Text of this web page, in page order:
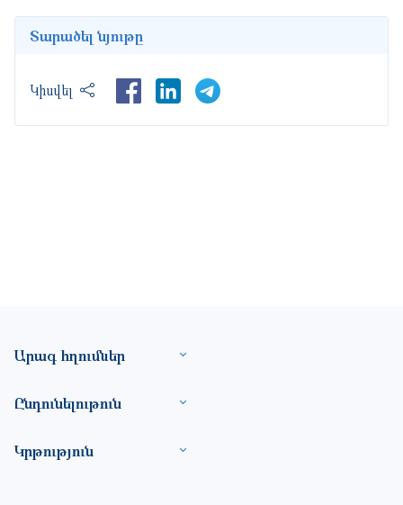
Տարածել նյութը
Կիսվել LinkedIn
Footer site information
Արագ հղումներ
Ընդունելութուն
Կրթություն